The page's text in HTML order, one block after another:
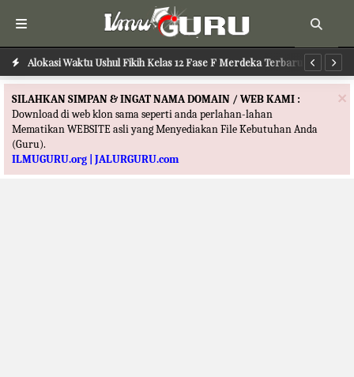
Alokasi Waktu Ushul Fikih Kelas 12 Fase F Merdeka Terbaru
Alokasi Waktu Ilmu Tafsir Kelas 12 Fase F Merdeka Terbaru
×
SILAHKAN SIMPAN & INGAT NAMA DOMAIN / WEB KAMI :
Download di web klon sama seperti anda perlahan-lahan
Mematikan WEBSITE asli yang Menyediakan File Kebutuhan Anda
(Guru).
ILMUGURU.org | JALURGURU.com